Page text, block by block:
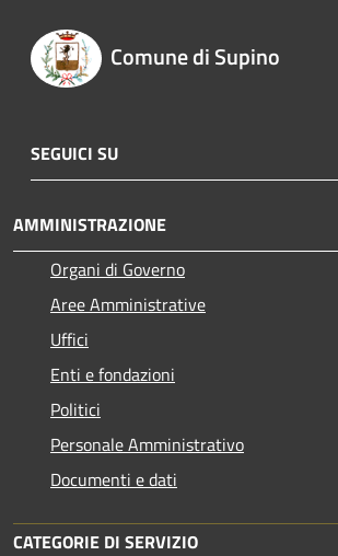
Comune di Supino
SEGUICI SU
AMMINISTRAZIONE
Organi di Governo
Aree Amministrative
Uffici
Enti e fondazioni
Politici
Personale Amministrativo
Documenti e dati
CATEGORIE DI SERVIZIO